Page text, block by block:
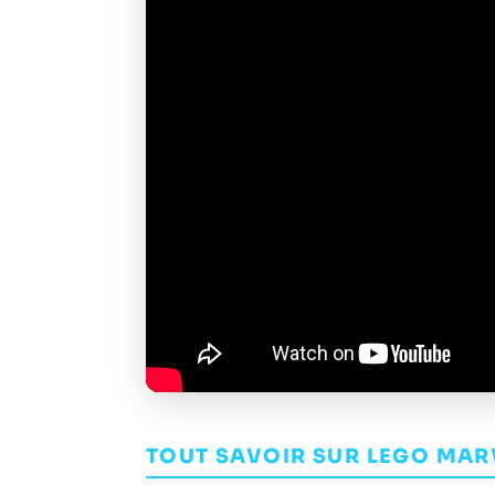
TOUT SAVOIR SUR LEGO